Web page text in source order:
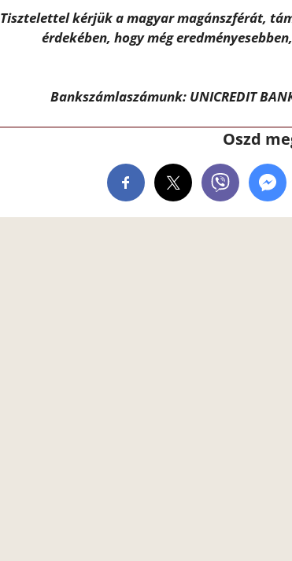
Tisztelettel kérjük a magyar magánszférát,
érdekében, hogy még
Bankszámlaszámunk: UNICREDIT
Oszd